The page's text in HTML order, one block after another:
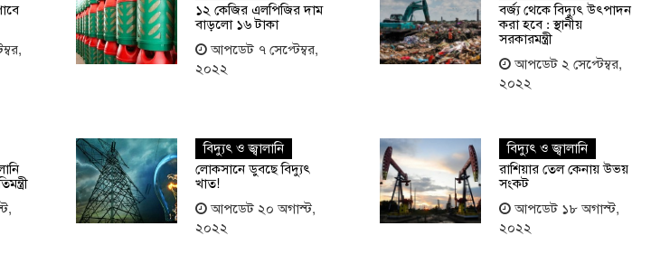
১২ কেজির এলপিজির দাম
বাড়লো ১৬ টাকা
আপডেট ৭ সেপ্টেম্বর,
২০২২
বর্জ্য থেকে বিদ্যুৎ উৎপাদন
করা হবে : স্থানীয়
সরকারমন্ত্রী
আপডেট ২ সেপ্টেম্বর,
২০২২
বিদ্যুৎ ও জ্বালানি
লোকসানে ডুবছে বিদ্যুৎ
খাত!
আপডেট ২০ অগাস্ট,
২০২২
বিদ্যুৎ ও জ্বালানি
রাশিয়ার তেল কেনায় উভয়
সংকট
আপডেট ১৮ অগাস্ট,
২০২২